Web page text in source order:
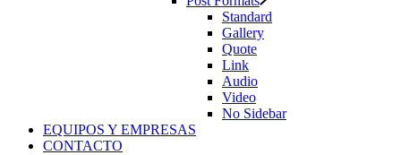
Standard
Gallery
Quote
Link
Audio
Video
No Sidebar
EQUIPOS Y EMPRESAS
CONTACTO